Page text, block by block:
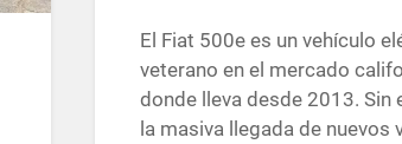
El Fiat 500e es un vehículo
veterano en el mercado
donde lleva desde 2013. Sin
la masiva llegada de nuevos